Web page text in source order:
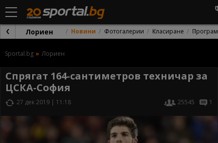
Лориен Новини Фотогалерии Класиране
Sportal.bg Лориен
Спрягат 164-сантиметров техничар за
ЦСКА-София
27 дек 2019 | 11:18 25545 1